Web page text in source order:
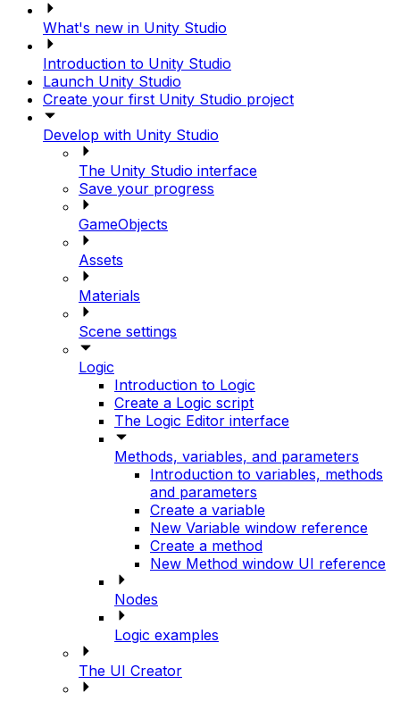
What's new in Unity Studio
Introduction to Unity Studio
Launch Unity Studio
Create your first Unity Studio project
Develop with Unity Studio
The Unity Studio interface
Save your progress
GameObjects
Assets
Materials
Scene settings
Logic
Introduction to Logic
Create a Logic script
The Logic Editor interface
Methods, variables, and parameters
Introduction to variables, methods
and parameters
Create a variable
New Variable window reference
Create a method
New Method window UI reference
Nodes
Logic examples
The UI Creator